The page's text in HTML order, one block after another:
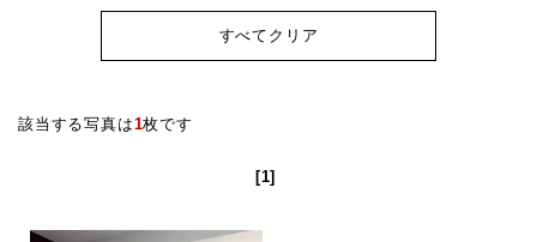
すべてクリア
該当する写真は1枚です
[1]